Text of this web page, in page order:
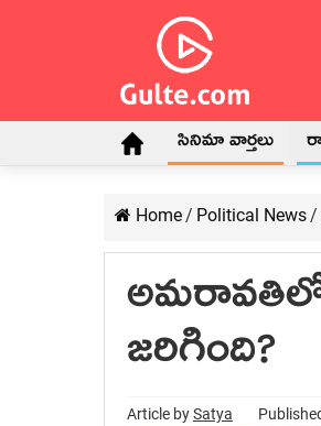
సినిమా వార్తలు
Home/ Political News/
అమ‌రావ‌తిలో
జ‌రిగింది?
Article bySatya